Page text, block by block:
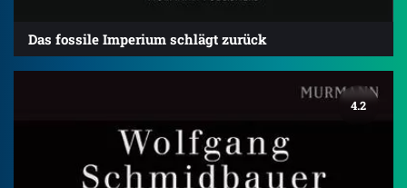
Das fossile Imperium schlägt zurück
4.2